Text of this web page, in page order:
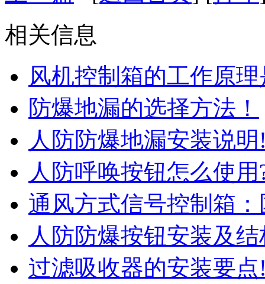
相关信息
风机控制箱的工作原
防爆地漏的选择方法！
人防防爆地漏安装说
人防呼唤按钮怎么使用
通风方式信号控制箱
人防防爆按钮安装及
过滤吸收器的安装要点